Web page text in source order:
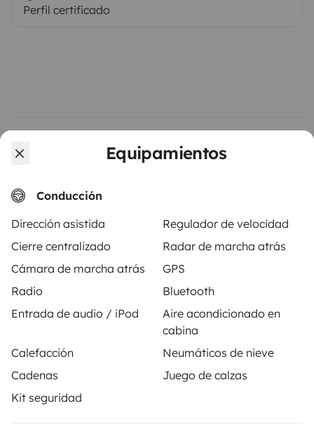
Equipamientos
Conducción
Dirección asistida
Regulador de velocidad
Cierre centralizado
Radar de marcha atrás
Cámara de marcha atrás
GPS
Radio
Bluetooth
Entrada de audio / iPod
Aire acondicionado en
cabina
Calefacción
Neumáticos de nieve
Cadenas
Juego de calzas
Kit seguridad
Perfil certificado
Vehículos similares cerca de Wiesenbach
A partir de
Solicitud de alquiler